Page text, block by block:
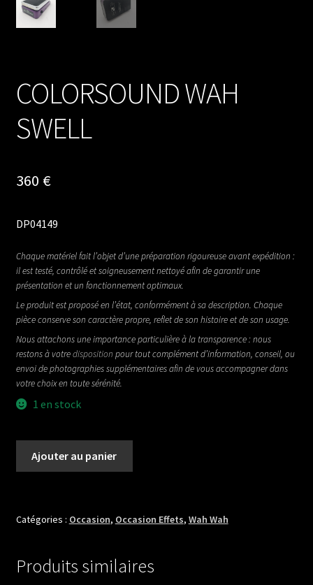
COLORSOUND WAH
SWELL
360 €
DP04149
Chaque matériel fait l’objet d’une préparation rigoureuse avant expédition :
il est testé, contrôlé et soigneusement nettoyé afin de garantir une
présentation et un fonctionnement optimaux.
Le produit est proposé en l’état, conformément à sa description. Chaque
pièce conserve son caractère propre, reflet de son histoire et de son usage.
Nous attachons une importance particulière à la transparence : nous
restons à votredisposition pour tout complément d’information, conseil, ou
envoi de photographies supplémentaires afin de vous accompagner dans
votre choix en toute sérénité.
1 en stock
SWELL
Ajouter au panier
Catégories : Occasion, Occasion Effets, Wah Wah
Produits similaires